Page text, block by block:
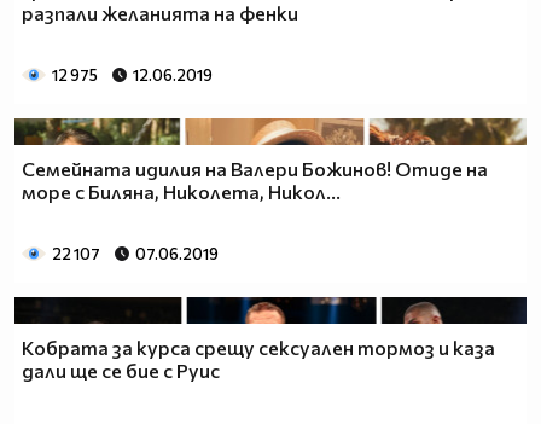
разпали желанията на фенки
12 975 12.06.2019
Семейната идилия на Валери Божинов! Отиде на
море с Биляна, Николета, Никол...
22 107 07.06.2019
Кобрата за курса срещу сексуален тормоз и каза
дали ще се бие с Руис